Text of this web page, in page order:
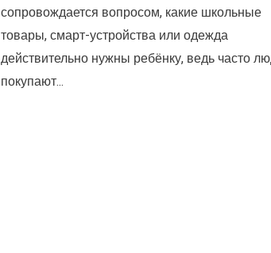
сопровождается вопросом, какие школьные
товары, смарт-устройства или одежда
действительно нужны ребёнку, ведь часто
покупают...